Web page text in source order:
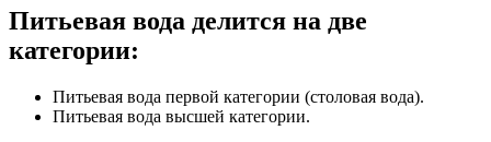
Питьевая вода делится на две
категории:
Питьевая вода первой категории (столовая вода).
Питьевая вода высшей категории.